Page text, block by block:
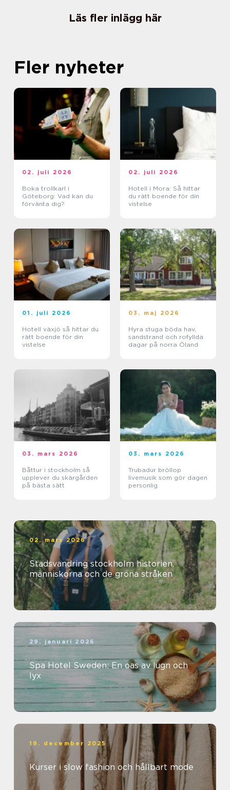
Läs fler inlägg här
Fler nyheter
02. juli 2026
Boka trollkarl i
Göteborg: Vad kan du
förvänta dig?
02. juli 2026
Hotell i Mora: Så hittar
du rätt boende för din
vistelse
01. juli 2026
Hotell växjö så hittar du
rätt boende för din
vistelse
03. maj 2026
Hyra stuga böda hav,
sandstrand och rofyllda
dagar på norra Öland
03. mars 2026
Båttur i stockholm så
upplever du skärgården
på bästa sätt
03. mars 2026
Trubadur bröllop
livemusik som gör dagen
personlig
02. mars 2026
Stadsvandring stockholm historien,
människorna och de gröna stråken
29. januari 2026
Spa Hotel Sweden: En oas av lugn och
lyx
19. december 2025
Kurser i slow fashion och hållbart mode